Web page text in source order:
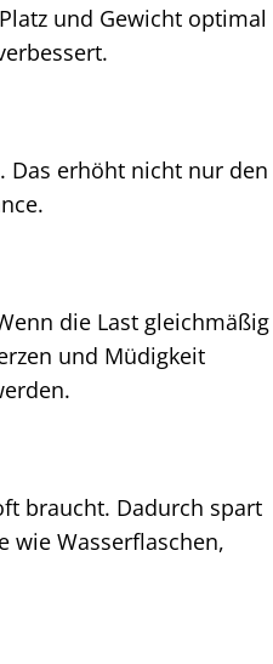
und Gewicht optimal
Das erhöht nicht nur den
die Last gleichmäßig
und Müdigkeit
braucht. Dadurch spart
wie Wasserflaschen,